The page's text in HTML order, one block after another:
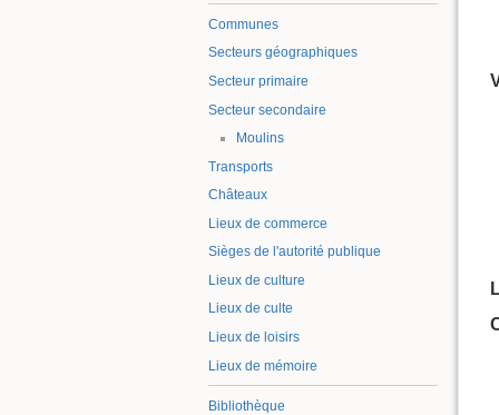
Communes
Secteurs géographiques
Secteur primaire
Secteur secondaire
Moulins
Transports
Châteaux
Lieux de commerce
Sièges de l'autorité publique
Lieux de culture
Lieux de culte
Lieux de loisirs
Lieux de mémoire
Bibliothèque